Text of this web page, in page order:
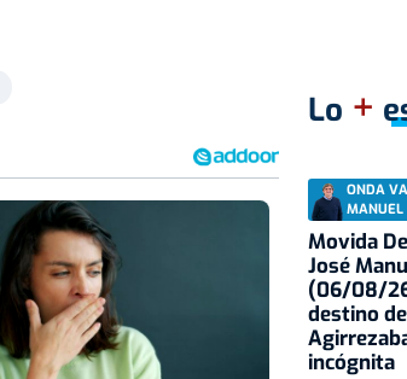
Lo +
ONDA
MANUEL
Movida
José
(06/08/
destino
incógnita